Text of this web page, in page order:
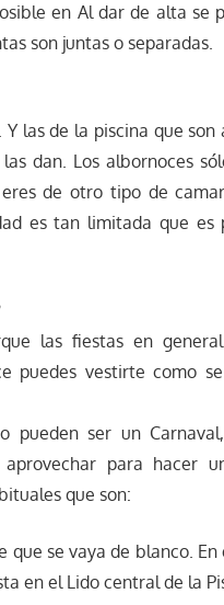
en Al dar de alta se
son juntas o separadas.
las de la piscina que son
dan. Los albornoces
de otro tipo de
es tan limitada que es
las fiestas en
puedes vestirte como
pueden ser un
para hacer
que son:
que se vaya de blanco.
en el Lido central de la